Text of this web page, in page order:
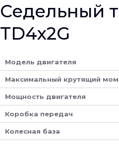
Седельный
TD4х2G
Модель двигателя
Максимальный крутящий
Мощность двигателя
Коробка передач
Колесная база